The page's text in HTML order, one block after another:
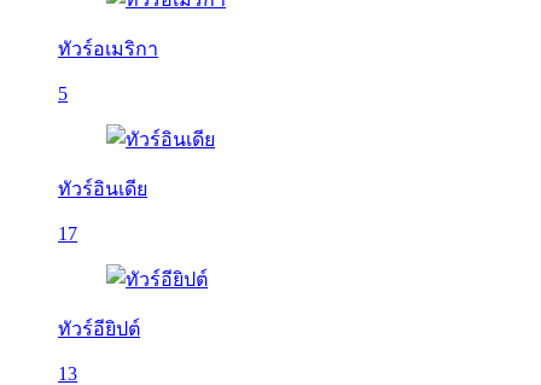
ทัวร์อเมริกา
5
ทัวร์อินเดีย
17
ทัวร์อียิปต์
13